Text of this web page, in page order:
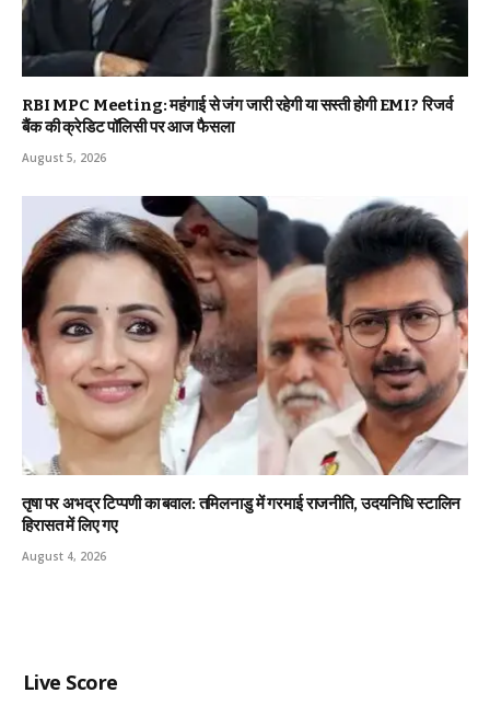
RBI MPC Meeting: महंगाई से जंग जारी रहेगी या सस्ती होगी EMI? रिजर्व
बैंक की क्रेडिट पॉलिसी पर आज फैसला
August 5, 2026
तृषा पर अभद्र टिप्पणी का बवाल: तमिलनाडु में गरमाई राजनीति, उदयनिधि स्टालिन
हिरासत में लिए गए
August 4, 2026
Live Score